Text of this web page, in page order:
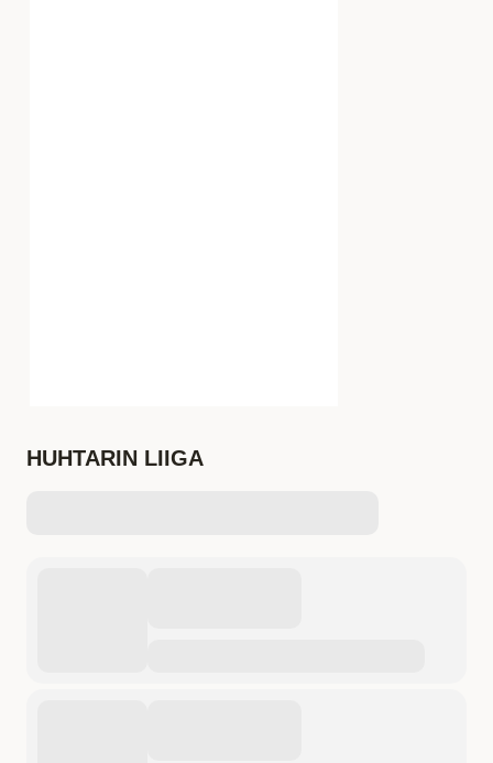
HUHTARIN LIIGA